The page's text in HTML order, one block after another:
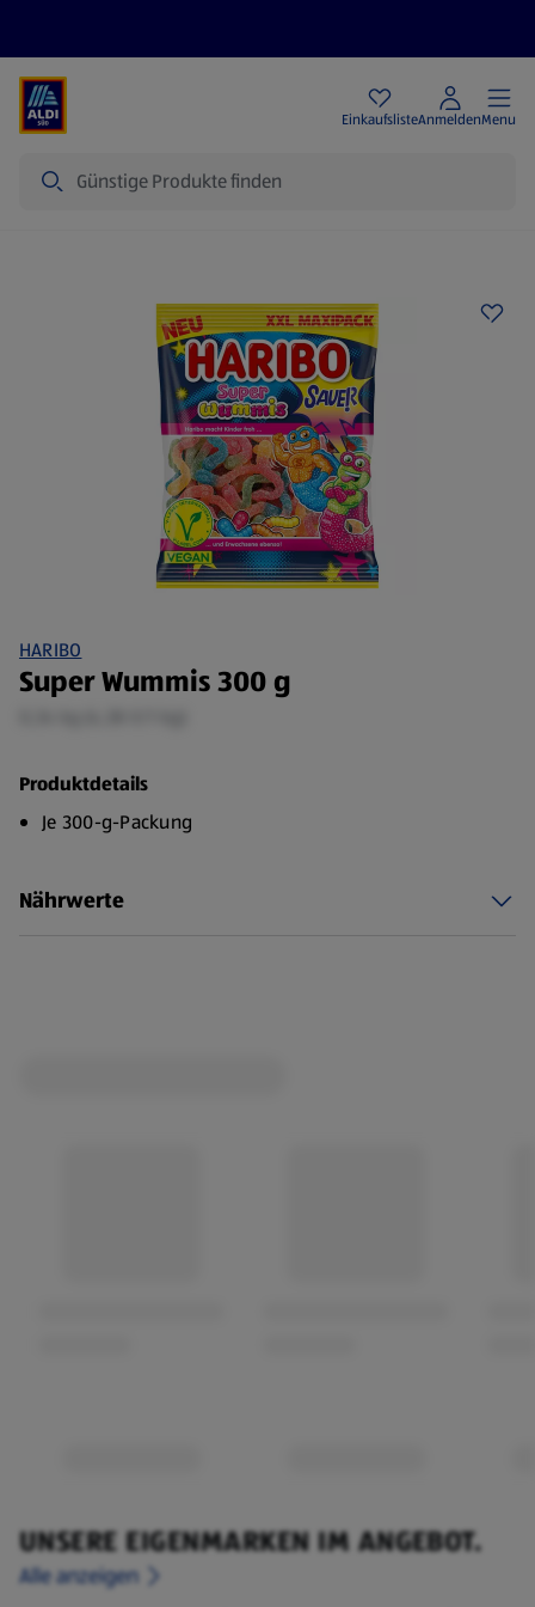
EinkaufslisteAnmeldenMenu
HARIBO
Super Wummis 300 g
Produktdetails
Je 300-g-Packung
Nährwerte
UNSERE EIGENMARKEN IM ANGEBOT.
Alle anzeigen